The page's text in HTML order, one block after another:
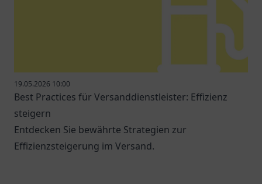
19.05.2026 10:00
Best Practices für Versanddienstleister: Effizienz
steigern
Entdecken Sie bewährte Strategien zur
Effizienzsteigerung im Versand.